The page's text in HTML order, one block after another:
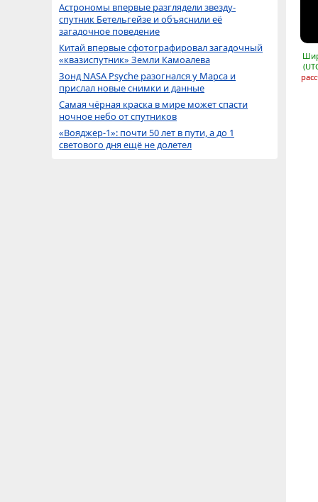
Астрономы впервые разглядели звезду-
спутник Бетельгейзе и объяснили её
загадочное поведение
Китай впервые сфотографировал загадочный
«квазиспутник» Земли Камоалева
Зонд NASA Psyche разогнался у Марса и
прислал новые снимки и данные
Самая чёрная краска в мире может спасти
ночное небо от спутников
«Вояджер-1»: почти 50 лет в пути, а до 1
светового дня ещё не долетел